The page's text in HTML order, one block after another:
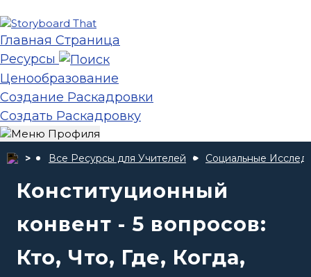
Главная Страница
Ресурсы
Ценообразование
Создание Раскадровки
Создать Раскадровку
Все Ресурсы для Учителей Социальные
Конституционный
конвент - 5 вопросов:
Кто, Что, Где, Когда,